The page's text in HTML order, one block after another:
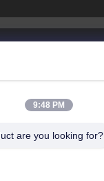
153-7406-6785
9:48 PM
are you looking for?